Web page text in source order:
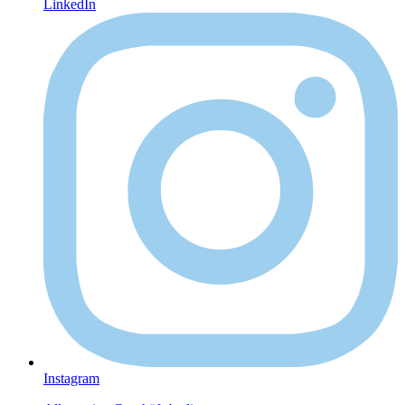
LinkedIn
Instagram